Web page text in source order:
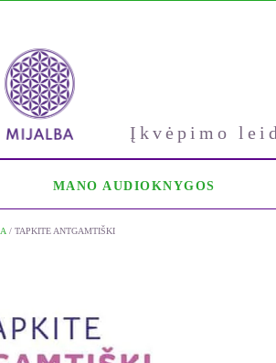
Įkvėpimo
MANO AUDIOKNYGOS
/ TAPKITE ANTGAMTIŠKI